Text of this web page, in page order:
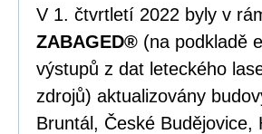
V 1. čtvrtletí 2022 byly v
ZABAGED® (na podkladě
výstupů z dat leteckého
zdrojů) aktualizovány
Bruntál, České